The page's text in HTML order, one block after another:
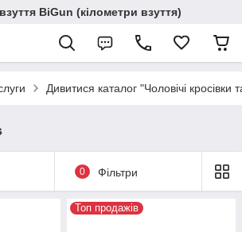
BiGun (кілометри взуття)
Дивитися каталог "Чоловічі кросівки
0 Фільтри
Топ продажів